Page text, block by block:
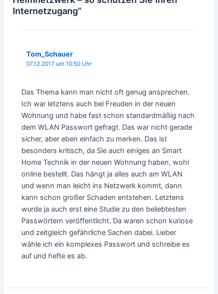
Internetzugang“
Tom_Schauer
07.12.2017 um 10:50 Uhr
Das Thema kann man nicht oft genug ansprechen.
Ich war letztens auch bei Freuden in der neuen
Wohnung und habe fast schon standardmäßig nach
dem WLAN Passwort gefragt. Das war nicht gerade
sicher, aber eben einfach zu merken. Das ist
besonders kritisch, da Sie auch einiges an Smart
Home Technik in der neuen Wohnung haben, wohl
online bestellt. Das hängt ja alles auch am WLAN
und wenn man leicht ins Netzwerk kommt, dann
kann schon großer Schaden entstehen. Letztens
wurde ja auch erst eine Studie zu den beliebtesten
Passwörtern veröffentlicht. Da waren schon kuriose
und zeitgleich gefährliche Sachen dabei. Lieber
wähle ich ein komplexes Passwort und schreibe es
auf und hefte es ab.